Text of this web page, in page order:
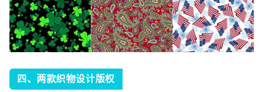
四、 两款织物设计版权